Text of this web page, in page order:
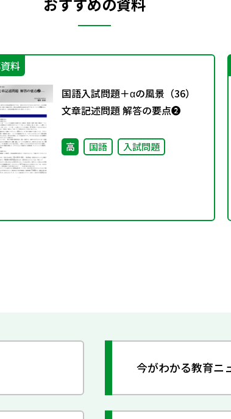
料
国語入試問題＋αの風景（36）
文章記述問題 解答の要点❷
高 国語 入試問題
今がわかる教育ニ